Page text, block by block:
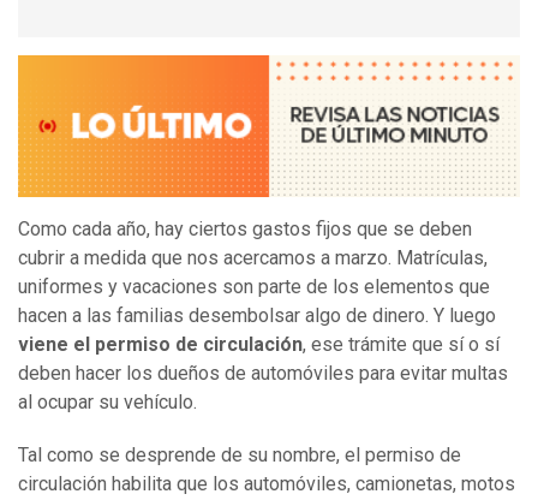
Como cada año, hay ciertos gastos fijos que se deben
cubrir a medida que nos acercamos a marzo. Matrículas,
uniformes y vacaciones son parte de los elementos que
hacen a las familias desembolsar algo de dinero. Y luego
viene el permiso de circulación, ese trámite que sí o sí
deben hacer los dueños de automóviles para evitar multas
al ocupar su vehículo.
Tal como se desprende de su nombre, el permiso de
circulación habilita que los automóviles, camionetas, motos